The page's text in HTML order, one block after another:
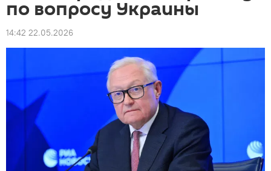
по вопросу Украины
14:42 22.05.2026